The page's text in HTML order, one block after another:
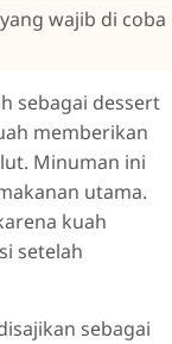
wajib di coba
sebagai dessert
memberikan
Minuman ini
utama.
kuah
setelah
sebagai